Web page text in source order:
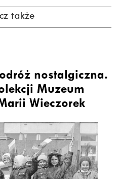
także
nostalgiczna.
Muzeum
Wieczorek